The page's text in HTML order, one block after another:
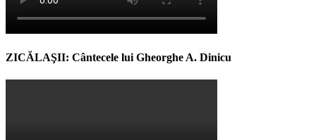
ZICĂLAŞII: Cântecele lui Gheorghe A. Dinicu